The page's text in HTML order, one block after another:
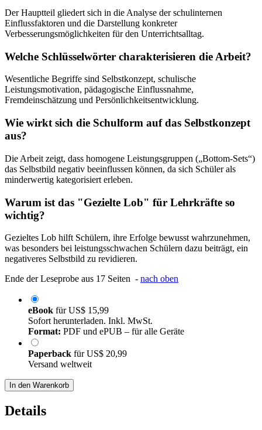
Der Hauptteil gliedert sich in die Analyse der schulinternen
Einflussfaktoren und die Darstellung konkreter
Verbesserungsmöglichkeiten für den Unterrichtsalltag.
Welche Schlüsselwörter charakterisieren die Arbeit?
Wesentliche Begriffe sind Selbstkonzept, schulische
Leistungsmotivation, pädagogische Einflussnahme,
Fremdeinschätzung und Persönlichkeitsentwicklung.
Wie wirkt sich die Schulform auf das Selbstkonzept
aus?
Die Arbeit zeigt, dass homogene Leistungsgruppen („Bottom-Sets“)
das Selbstbild negativ beeinflussen können, da sich Schüler als
minderwertig kategorisiert erleben.
Warum ist das "Gezielte Lob" für Lehrkräfte so
wichtig?
Gezieltes Lob hilft Schülern, ihre Erfolge bewusst wahrzunehmen,
was besonders bei leistungsschwachen Schülern dazu beiträgt, ein
negativeres Selbstbild zu revidieren.
Ende der Leseprobe aus 17 Seiten - nach oben
eBook fürUS$ 15,99
Sofort herunterladen. Inkl. MwSt.
Format: PDF und ePUB – für alle Geräte
Paperback fürUS$ 20,99
Versand weltweit
In den Warenkorb
Details